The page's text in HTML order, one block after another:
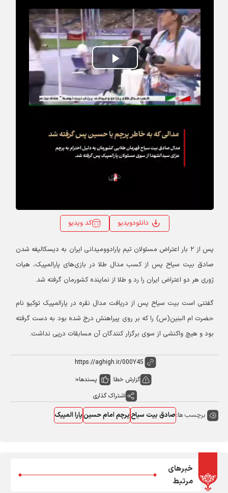
Play
Video
کد ویدیو دانلودویدیو
پس از ۲ بار اعتراض مسئولان تیم پارادوومیدانی ایران به دیسکالیفه شدن
صادق بیت سیاح پس از کسب مدال طلا در بازی‌های پارالمپیک، هیات
ژوری هر دو اعتراض ایران را رد و طلا از نماینده کشورمان گرفته شد.
گفتنی است بیت سیاح پس از دریافت مدال نقره در پارالمپیک توکیو نام
حضرت ام البنین(س) را که بر روی پیراهنش درج شده بود به دست گرفته
بود و هیچ واکنشی از سوی برگزار کنندگان آن مسابقات درپی نداشت.
گزارش خطا پسندها0
اشتراک گذاری
برچسب ها:صادق بیت سیاحپرچم امام حسینپارا المپیک
خبرهای
مرتبط